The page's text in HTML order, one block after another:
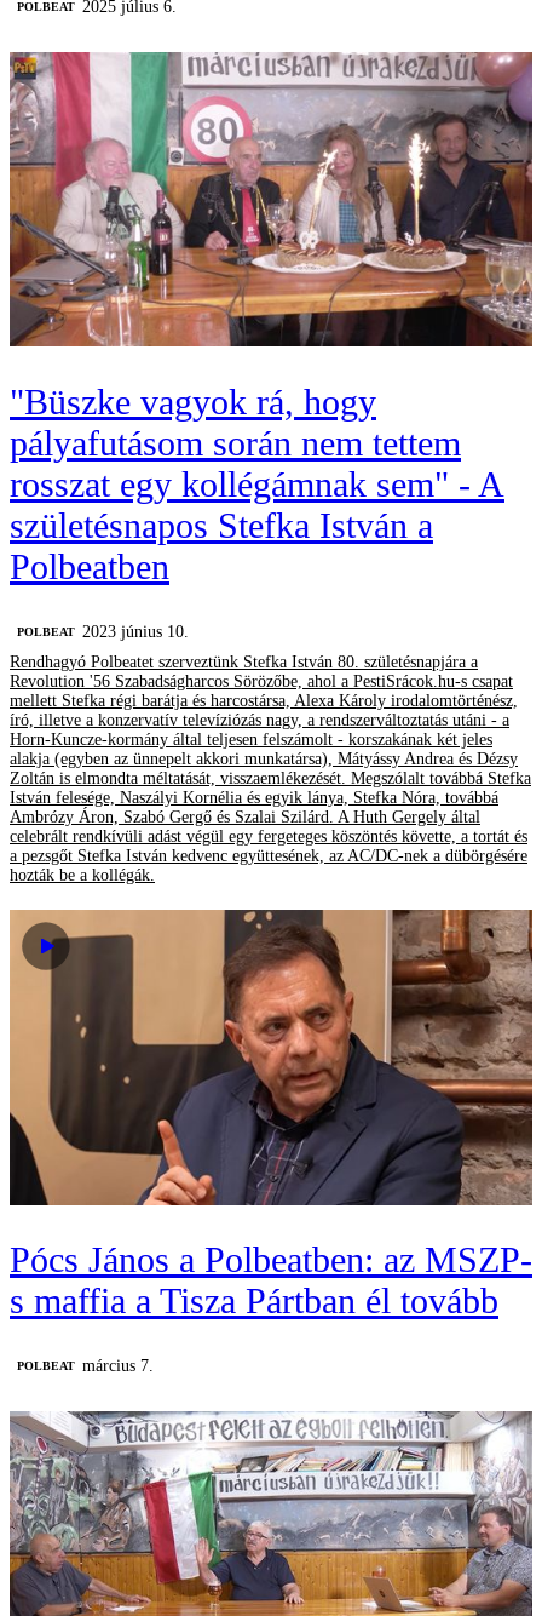
‎POLBEAT 2025 július 6.
"Büszke vagyok rá, hogy
pályafutásom során nem tettem
rosszat egy kollégámnak sem" - A
születésnapos Stefka István a
Polbeatben
‎POLBEAT 2023 június 10.
Rendhagyó Polbeatet szerveztünk Stefka István 80. születésnapjára a
Revolution '56 Szabadságharcos Sörözőbe, ahol a PestiSrácok.hu-s csapat
mellett Stefka régi barátja és harcostársa, Alexa Károly irodalomtörténész,
író, illetve a konzervatív televíziózás nagy, a rendszerváltoztatás utáni - a
Horn-Kuncze-kormány által teljesen felszámolt - korszakának két jeles
alakja (egyben az ünnepelt akkori munkatársa), Mátyássy Andrea és Dézsy
Zoltán is elmondta méltatását, visszaemlékezését. Megszólalt továbbá Stefka
István felesége, Naszályi Kornélia és egyik lánya, Stefka Nóra, továbbá
Ambrózy Áron, Szabó Gergő és Szalai Szilárd. A Huth Gergely által
celebrált rendkívüli adást végül egy fergeteges köszöntés követte, a tortát és
a pezsgőt Stefka István kedvenc együttesének, az AC/DC-nek a dübörgésére
hozták be a kollégák.
Pócs János a Polbeatben: az MSZP-
s maffia a Tisza Pártban él tovább
‎POLBEAT március 7.